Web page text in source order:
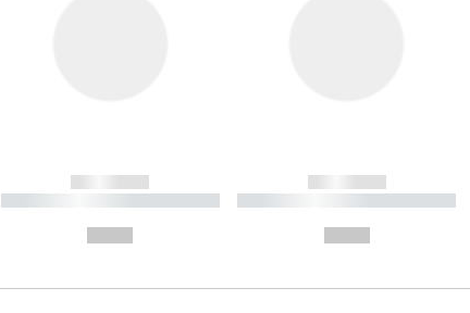
------------
----------- ----------- ----------
------------
----------- ----------- ----------